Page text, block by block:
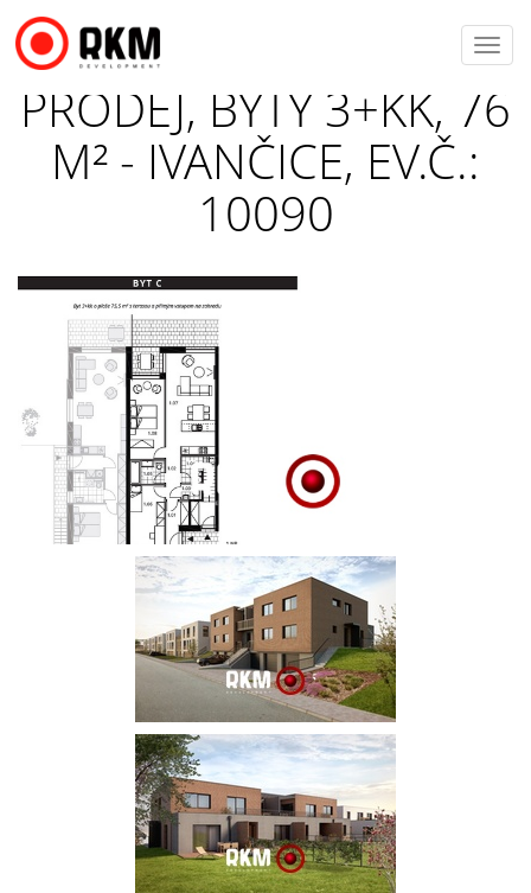
PRODEJ, BYTY 3+KK, 76
M² - IVANČICE, EV.Č.:
10090